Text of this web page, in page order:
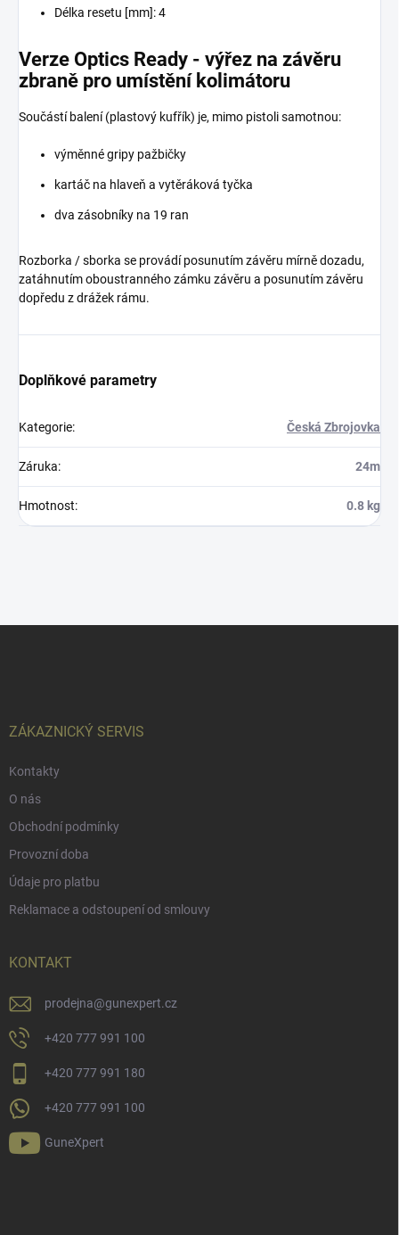
Délka resetu [mm]: 4
Verze Optics Ready - výřez na závěru
zbraně pro umístění kolimátoru
Součástí balení (plastový kufřík) je, mimo pistoli samotnou:
výměnné gripy pažbičky
kartáč na hlaveň a vytěráková tyčka
dva zásobníky na 19 ran
Rozborka / sborka se provádí posunutím závěru mírně dozadu,
zatáhnutím oboustranného zámku závěru a posunutím závěru
dopředu z drážek rámu.
Doplňkové parametry
Kategorie: Česká Zbrojovka
Záruka: 24m
Hmotnost: 0.8 kg
ZÁKAZNICKÝ SERVIS
Kontakty
O nás
Obchodní podmínky
Provozní doba
Údaje pro platbu
Reklamace a odstoupení od smlouvy
KONTAKT
prodejna@gunexpert.cz
+420 777 991 100
+420 777 991 180
+420 777 991 100
GuneXpert